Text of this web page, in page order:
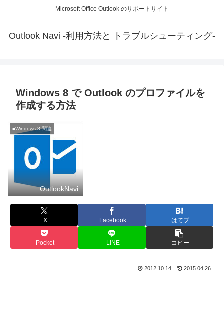
Microsoft Office Outlook のサポートサイト
Outlook Navi -利用方法と トラブルシューティング-
Windows 8 で Outlook のプロファイルを
作成する方法
■Windows 8 関連
OutlookNavi
X Facebook はてブ
Pocket LINE コピー
2012.10.14 2015.04.26